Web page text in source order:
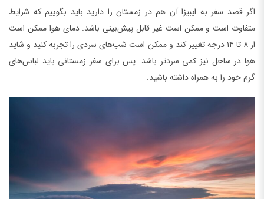
اگر قصد سفر به ایبیزا آن هم در زمستان را دارید باید بگوییم که شرایط
متفاوت است و ممکن است غیر قابل پیش‌بینی باشد. دمای هوا ممکن است
از ۸ تا ۱۴ درجه تغییر کند و ممکن است شب‌های سردی را تجربه کنید و شاید
هوا در ساحل نیز کمی سردتر باشد. پس برای سفر زمستانی باید لباس‌های
گرم خود را به همراه داشته باشید.